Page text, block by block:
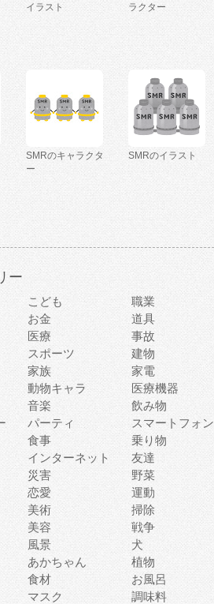
イラスト
ラクター
SMRのキャラクタ
ー
SMRのイラスト
ー
こども 職業
お金 道具
医療 事故
スポーツ 建物
家族 家電
動物キャラ 医療機器
音楽 飲み物
パーティ スマートフォン
食事 乗り物
インターネット 友達
災害 野菜
恋愛 運動
美術 掃除
美容 戦争
風景 犬
あかちゃん 植物
食材 お風呂
マスク 調味料